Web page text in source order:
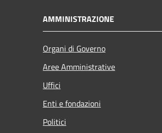
AMMINISTRAZIONE
Organi di Governo
Aree Amministrative
Uffici
Enti e fondazioni
Politici